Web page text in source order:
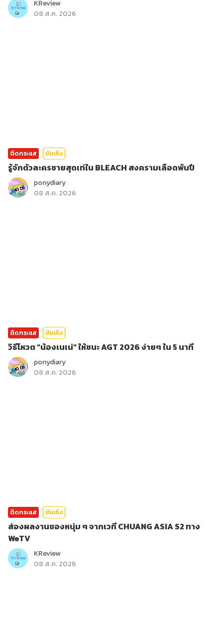
KReview
08 ส.ค. 2026
ติดกระแส บันเทิง
รู้จักตัวละครชายสุดเท่ใน BLEACH สงครามเลือดพันปี
ponydiary
08 ส.ค. 2026
ติดกระแส บันเทิง
วิธีโหวต "น้องเนเน่" ให้ชนะ AGT 2026 ง่ายๆ ใน 5 นาที
ponydiary
08 ส.ค. 2026
ติดกระแส บันเทิง
ส่องผลงานของหนุ่ม ๆ จากเวที CHUANG ASIA S2 ทาง
WeTV
KReview
08 ส.ค. 2026